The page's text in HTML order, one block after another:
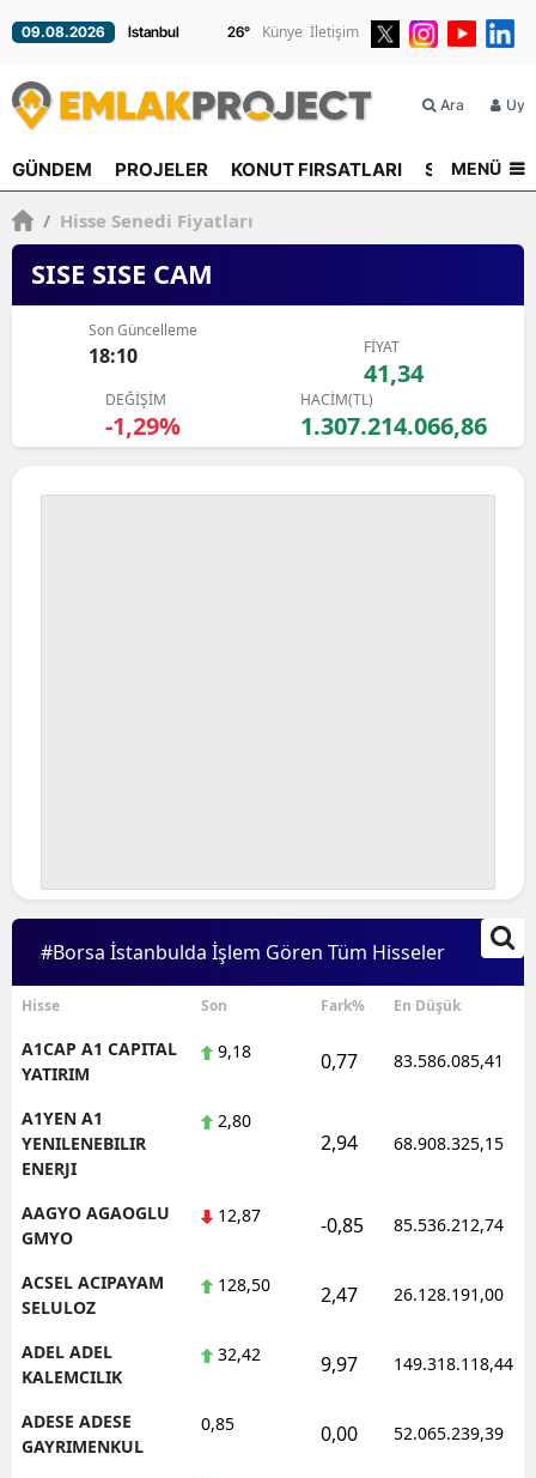
09.08.2026 26° Künye İletişim
Ara
GÜNDEM PROJELER KONUT FIRSATLARI SEKTÖR
MENÜ
/ Hisse Senedi Fiyatları
SISE SISE CAM
Son Güncelleme
18:10 FİYAT
41,34
DEĞİŞİM
-1,29%
HACİM(TL)
1.307.214.066,86
#Borsa İstanbulda İşlem Gören Tüm Hisseler
Hisse Son Fark% En Düşük
A1CAP A1 CAPITAL
YATIRIM
9,18 0,77 83.586.085,41
A1YEN A1
YENILENEBILIR
ENERJI
2,80
2,94 68.908.325,15
AAGYO AGAOGLU
GMYO
12,87 -0,85 85.536.212,74
ACSEL ACIPAYAM
SELULOZ
128,50 2,47 26.128.191,00
ADEL ADEL
KALEMCILIK
32,42 9,97 149.318.118,44
ADESE ADESE
GAYRIMENKUL
0,85 0,00 52.065.239,39